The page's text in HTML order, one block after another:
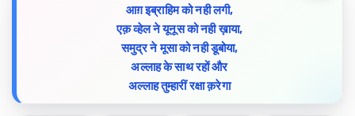
आग़ इब्राहिम को नही लगी,
एक़ व्हेल ने यूनूस को नही ख़ाया,
समुद्र ने मूसा को नही डूबोया,
अल्लाह के साथ रहों और
अल्लाह तुम्हारीं रक्षा क़रेगा